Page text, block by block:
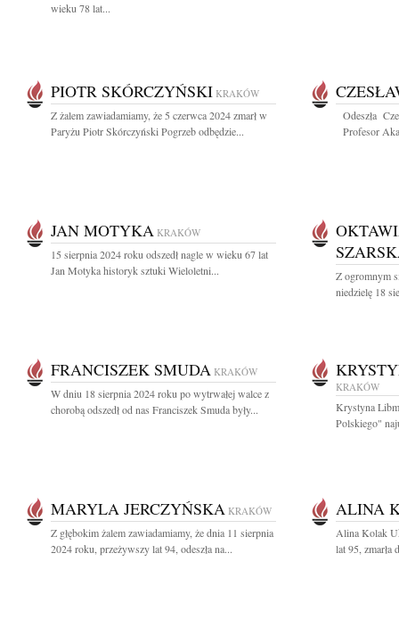
wieku 78 lat...
PIOTR SKÓRCZYŃSKI KRAKÓW
Z żalem zawiadamiamy, że 5 czerwca 2024 zmarł w
Paryżu Piotr Skórczyński Pogrzeb odbędzie...
Odeszła
Profesor
JAN MOTYKA KRAKÓW
15 sierpnia 2024 roku odszedł nagle w wieku 67 lat
Jan Motyka historyk sztuki Wieloletni...
Z ogromnym
niedzielę 18
FRANCISZEK SMUDA KRAKÓW
W dniu 18 sierpnia 2024 roku po wytrwałej walce z
chorobą odszedł od nas Franciszek Smuda były...
KRAKÓW
Krystyna
Polskiego"
MARYLA JERCZYŃSKA KRAKÓW
Z głębokim żalem zawiadamiamy, że dnia 11 sierpnia
2024 roku, przeżywszy lat 94, odeszła na...
ALINA
Alina Kolak
lat 95, zmarła